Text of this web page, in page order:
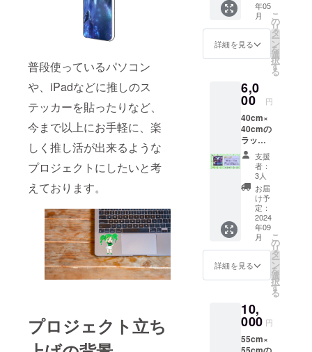
普段使っているパソコン
や、iPadなどに推しのス
テッカーを貼ったりなど、
今まで以上にお手軽に、楽
しく推し活が出来るような
プロジェクトにしたいと考
えております。
プロジェクト立ち
タを頂
き、サ
ンプル
を作成
ていた
だきま
す。 ※
デザイ
ン確定
後作成
となり
ます。
ご了承
くださ
い。
ていた
だきま
す。 あ
なたの
お名前
をPRす
ができ
ます。
掲載期
間：事
業が存
続する
限り掲
載 掲載
方法：
文字の
み・ロ
ゴ画像
なども
可能 ※
掲載し
たいお
名前を
さい。
※ニック
ネーム
のご参
年05
月
詳細を見る
こ
の
リ
タ
ー
ン
を
選
択
す
る
6,0
00 円
40cm×
40cmの
ラッピ
ング
シート
になり
ます。
お好き
な使い
たい
データ
を頂き
ました
ら、こ
ちらで
印刷さ
ただき
ます。
（カッ
トして
支援
者：
3人
お届
け予
定：
2024
年09
月
詳細を見る
こ
の
リ
タ
ー
ン
を
選
択
す
る
10,
000 円
55cm×